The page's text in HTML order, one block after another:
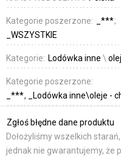
Kategorie poszerzone: _***
_WSZYSTKIE
Kategorie: Lodówka inne \
Kategorie poszerzone:
_***
_Lodówka inne\oleje -
Zgłoś błędne dane produktu
Dołożyliśmy wszelkich
jednak nie gwarantujemy, że